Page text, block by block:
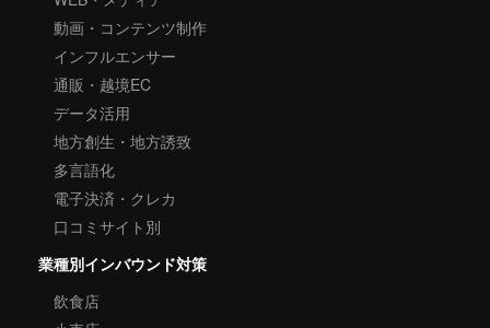
動画・コンテンツ制作
インフルエンサー
通販・越境EC
データ活用
地方創生・地方誘致
多言語化
電子決済・クレカ
口コミサイト別
業種別インバウンド対策
飲食店